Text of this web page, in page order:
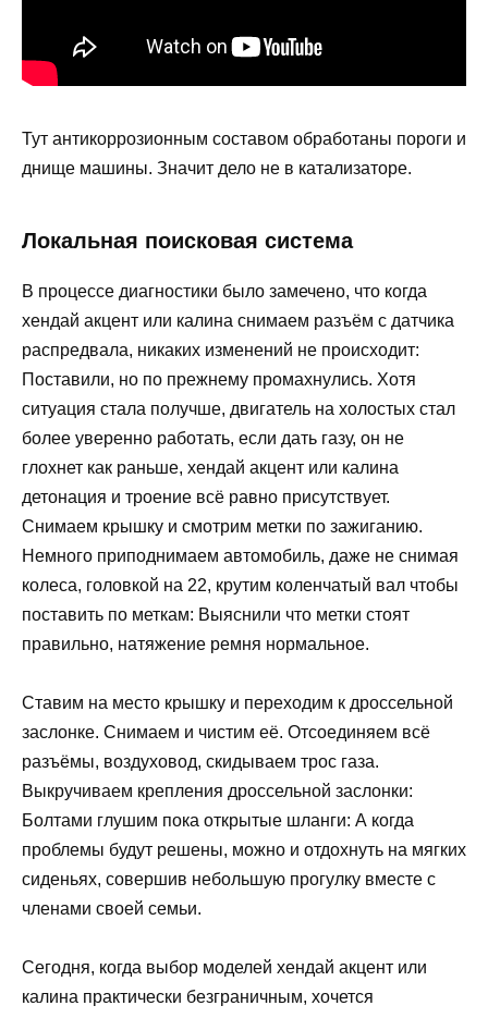
Тут антикоррозионным составом обработаны пороги и
днище машины. Значит дело не в катализаторе.
Локальная поисковая сиcтема
В процессе диагностики было замечено, что когда
хендай акцент или калина снимаем разъём с датчика
распредвала, никаких изменений не происходит:
Поставили, но по прежнему промахнулись. Хотя
ситуация стала получше, двигатель на холостых стал
более уверенно работать, если дать газу, он не
глохнет как раньше, хендай акцент или калина
детонация и троение всё равно присутствует.
Снимаем крышку и смотрим метки по зажиганию.
Немного приподнимаем автомобиль, даже не снимая
колеса, головкой на 22, крутим коленчатый вал чтобы
поставить по меткам: Выяснили что метки стоят
правильно, натяжение ремня нормальное.
Ставим на место крышку и переходим к дроссельной
заслонке. Снимаем и чистим её. Отсоединяем всё
разъёмы, воздуховод, скидываем трос газа.
Выкручиваем крепления дроссельной заслонки:
Болтами глушим пока открытые шланги: А когда
проблемы будут решены, можно и отдохнуть на мягких
сиденьях, совершив небольшую прогулку вместе с
членами своей семьи.
Сегодня, когда выбор моделей хендай акцент или
калина практически безграничным, хочется